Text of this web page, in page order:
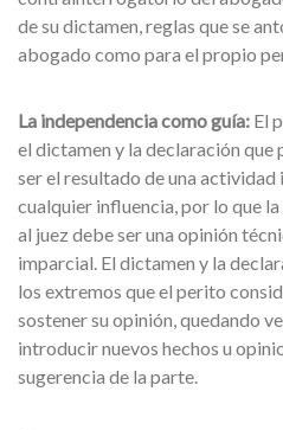
de su dictamen, reglas que se
abogado como para el propio
La independencia como guía: El
el dictamen y la declaración que
ser el resultado de una
cualquier influencia, por lo que
al juez debe ser una opinión
imparcial. El dictamen y la
los extremos que el perito
sostener su opinión, quedando
introducir nuevos hechos u
sugerencia de la parte.